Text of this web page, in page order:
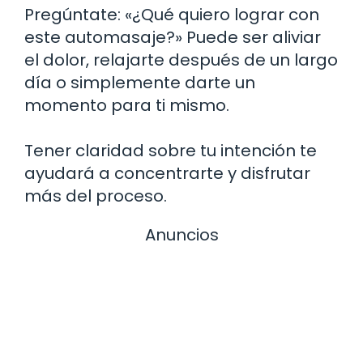
Pregúntate: «¿Qué quiero lograr con
este automasaje?» Puede ser aliviar
el dolor, relajarte después de un largo
día o simplemente darte un
momento para ti mismo.
Tener claridad sobre tu intención te
ayudará a concentrarte y disfrutar
más del proceso.
Anuncios